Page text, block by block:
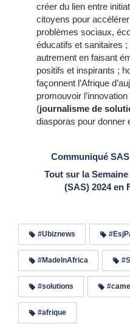
créer du lien entre
citoyens pour
problèmes sociaux,
éducatifs et sanitaires ;
autrement en faisant
positifs et inspirants ;
façonnent l’Afrique
promouvoir
(journalisme de
diasporas pour donner
Communiqué
Tout sur la
(SAS) 2024 en
#Ubiznews
#MadeInAfrica
#solutions
#afrique